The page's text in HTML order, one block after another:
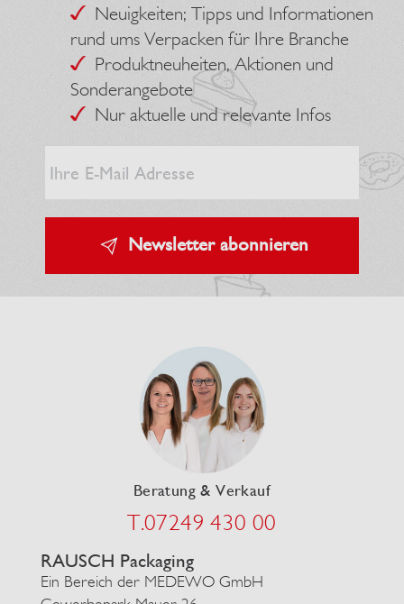
Neuigkeiten; Tipps und Informationen
rund ums Verpacken für Ihre Branche
Produktneuheiten, Aktionen und
Sonderangebote
Nur aktuelle und relevante Infos
Newsletter abonnieren
Beratung & Verkauf
T.07249 430 00
RAUSCH Packaging
Ein Bereich der MEDEWO GmbH